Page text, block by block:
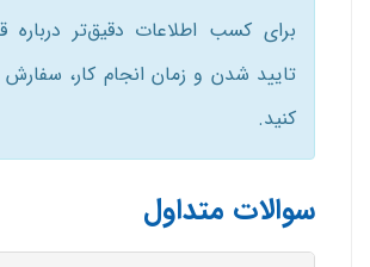
برای کسب اطلاعات دقیق‌تر درباره
تایید شدن و زمان انجام کار،
کنید.
سوالات متداول